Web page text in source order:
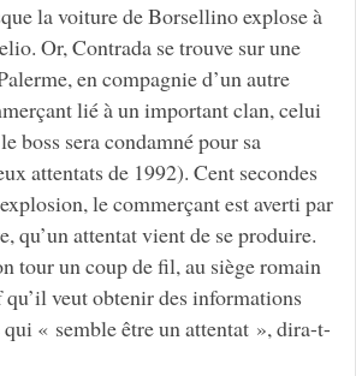
la voiture de Borsellino explose à
Or, Contrada se trouve sur une
en compagnie d’un autre
lié à un important clan, celui
boss sera condamné pour sa
attentats de 1992). Cent secondes
le commerçant est averti par
qu’un attentat vient de se produire.
tour un coup de fil, au siège romain
veut obtenir des informations
qui « semble être un attentat », dira-t-